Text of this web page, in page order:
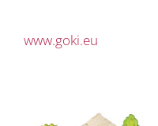
www.goki.eu